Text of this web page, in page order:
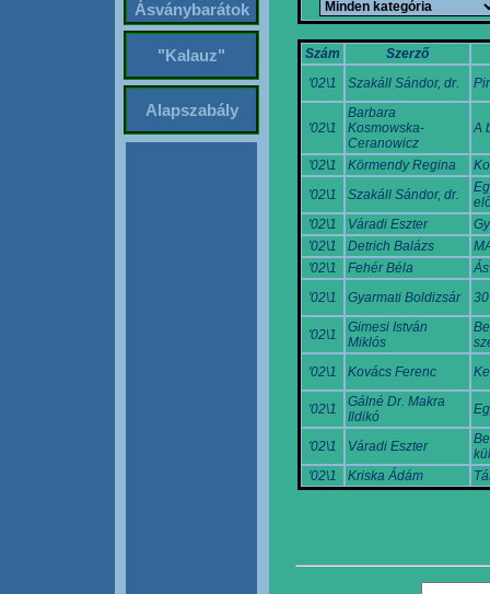
Ásványbarátok
"Kalauz"
Alapszabály
Szám
Szerző
'02\1
Szakáll Sándor, dr.
'02\1
Barbara
Kosmowska-
Ceranowicz
A
'02\1 Körmendy Regina
'02\1
Szakáll Sándor, dr.
'02\1
Váradi Eszter
'02\1
Detrich Balázs
'02\1
Fehér Béla
'02\1
Gyarmati Boldizsár
'02\1
Gimesi István
Miklós
'02\1
Kovács Ferenc
'02\1
Gálné Dr. Makra
Ildikó
'02\1 Váradi Eszter
'02\1
Kriska Ádám